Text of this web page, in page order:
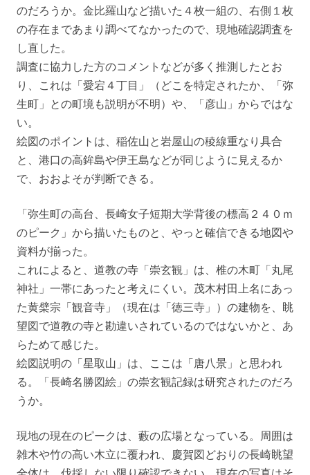
のだろうか。金比羅山など描いた４枚一組の、右側１枚
の存在まであまり調べてなかったので、現地確認調査を
し直した。
調査に協力した方のコメントなどが多く推測したとお
り、これは「愛宕４丁目」（どこを特定されたか、「弥
生町」との町境も説明が不明）や、「彦山」からではな
い。
絵図のポイントは、稲佐山と岩屋山の稜線重なり具合
と、港口の高鉾島や伊王島などが同じように見えるか
で、おおよそが判断できる。
「弥生町の高台、長崎女子短期大学背後の標高２４０ｍ
のピーク」から描いたものと、やっと確信できる地図や
資料が揃った。
これによると、道教の寺「崇玄観」は、椎の木町「丸尾
神社」一帯にあったと考えにくい。茂木村田上名にあっ
た黄檗宗「観音寺」（現在は「徳三寺」）の建物を、眺
望図で道教の寺と勘違いされているのではないかと、あ
らためて感じた。
絵図説明の「星取山」は、ここは「唐八景」と思われ
る。「長崎名勝図絵」の崇玄観記録は研究されたのだろ
うか。
現地の現在のピークは、藪の広場となっている。周囲は
雑木や竹の高い木立に覆われ、慶賀図どおりの長崎眺望